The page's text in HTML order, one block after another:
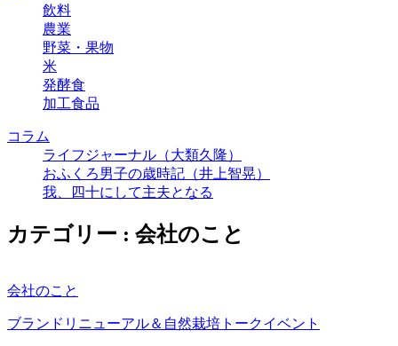
飲料
農業
野菜・果物
米
発酵食
加工食品
コラム
ライフジャーナル（大類久隆）
おふくろ男子の歳時記（井上智晃）
我、四十にして主夫となる
カテゴリー : 会社のこと
会社のこと
ブランドリニューアル＆自然栽培トークイベント